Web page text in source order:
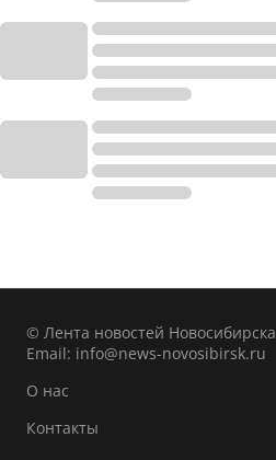
© Лента новостей Новосибирска
Email: info@news-novosibirsk.ru
О нас
Контакты